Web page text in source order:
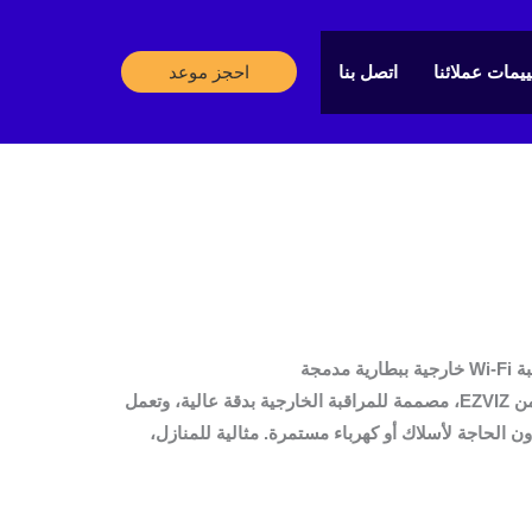
عملائنا اتصل بنا احجز موعد
ر.س.
كاميرا ذكية لاسلكية بالكامل من EZVIZ، مصممة للمراقبة الخارجية بدقة عالية، وتعمل
الحاجة لأسلاك أو كهرباء مستمرة. مثالية للمنازل،